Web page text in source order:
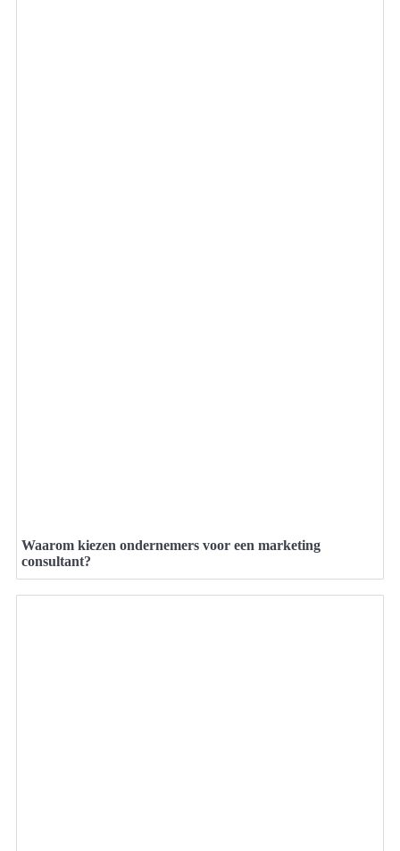
Waarom kiezen ondernemers voor een marketing
consultant?